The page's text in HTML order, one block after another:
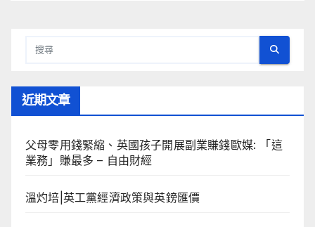
近期文章
父母零用錢緊縮、英國孩子開展副業賺錢歐媒: 「這
業務」賺最多 – 自由財經
溫灼培|英工黨經濟政策與英鎊匯價